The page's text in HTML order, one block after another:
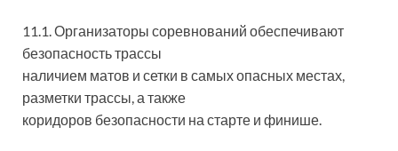
11.1. Организаторы соревнований обеспечивают
безопасность трассы
наличием матов и сетки в самых опасных местах,
разметки трассы, а также
коридоров безопасности на старте и финише.